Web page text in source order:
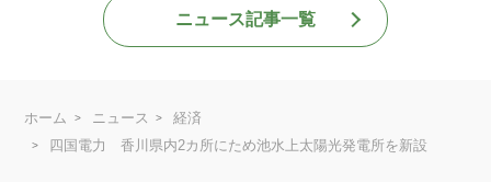
ニュース記事一覧
ホーム ニュース
経済
四国電力 香川県内2カ所にため池水上太陽光発電所を新設